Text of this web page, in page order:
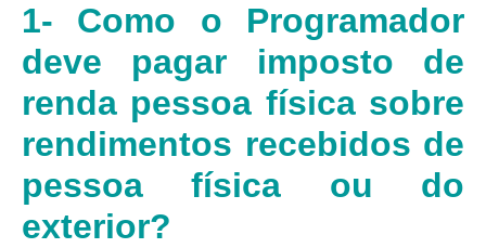
1- Como o Programador
deve pagar imposto de
renda pessoa física sobre
rendimentos recebidos de
pessoa física ou do
exterior?